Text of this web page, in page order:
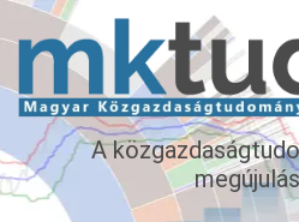
A